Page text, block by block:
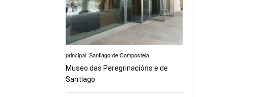
principal Santiago de Compostela
Museo das Peregrinacións e de
Santiago